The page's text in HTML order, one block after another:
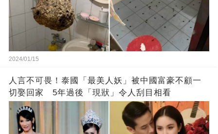
2024/01/15
人言不可畏！泰國「最美人妖」被中國富豪不顧一
切娶回家 5年過後「現狀」令人刮目相看